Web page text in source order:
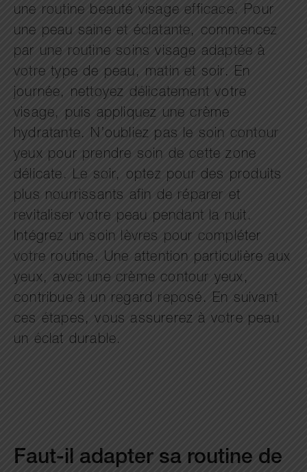
une routine beauté visage efficace. Pour
une peau saine et éclatante, commencez
par une routine soins visage adaptée à
votre type de peau, matin et soir. En
journée, nettoyez délicatement votre
visage, puis appliquez une crème
hydratante. N’oubliez pas le soin contour
yeux pour prendre soin de cette zone
délicate. Le soir, optez pour des produits
plus nourrissants afin de réparer et
revitaliser votre peau pendant la nuit.
Intégrez un soin lèvres pour compléter
votre routine. Une attention particulière aux
yeux, avec une crème contour yeux,
contribue à un regard reposé. En suivant
ces étapes, vous assurerez à votre peau
un éclat durable.
Faut-il adapter sa routine de